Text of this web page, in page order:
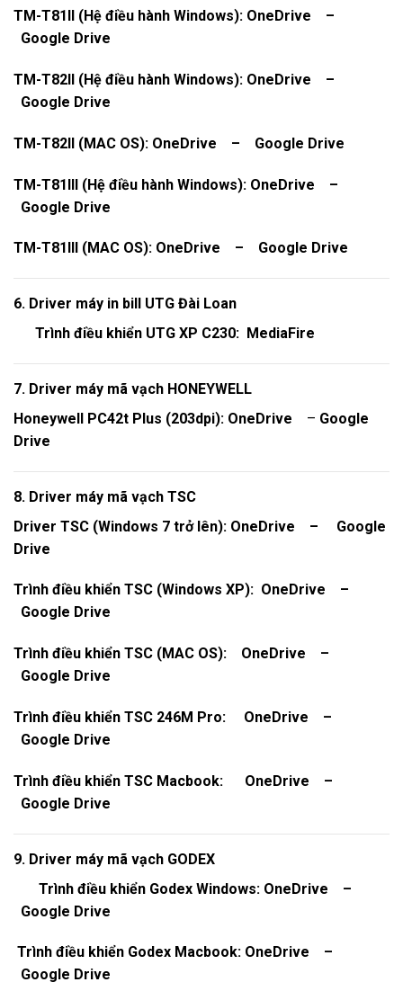
TM-T81II (Hệ điều hành Windows): OneDrive
–
Google Drive
TM-T82II (Hệ điều hành Windows): OneDrive
–
Google Drive
TM-T82II (MAC OS): OneDrive – Google Drive
TM-T81III (Hệ điều hành Windows): OneDrive
–
Google Drive
TM-T81III (MAC OS): OneDrive – Google Drive
6. Driver máy in bill UTG Đài Loan
Trình điều khiển UTG XP C230: MediaFire
7. Driver máy mã vạch HONEYWELL
Honeywell PC42t Plus (203dpi): OneDrive – Google
Drive
8. Driver máy mã vạch TSC
Driver TSC (Windows 7 trở lên): OneDrive – Google
Drive
Trình điều khiển TSC (Windows XP): OneDrive
–
Google Drive
Trình điều khiển TSC (MAC OS): OneDrive
–
Google Drive
Trình điều khiển TSC 246M Pro: OneDrive
–
Google Drive
Trình điều khiển TSC Macbook: OneDrive
–
Google Drive
9. Driver máy mã vạch GODEX
Trình điều khiển Godex Windows: OneDrive
–
Google Drive
Trình điều khiển Godex Macbook: OneDrive
–
Google Drive